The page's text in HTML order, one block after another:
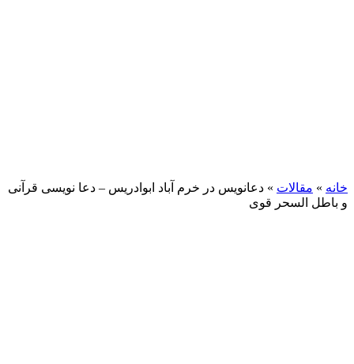
خانه » مقالات » دعانویس در خرم آباد ابوادریس – دعا نویسی قرآنی
و باطل السحر قوی